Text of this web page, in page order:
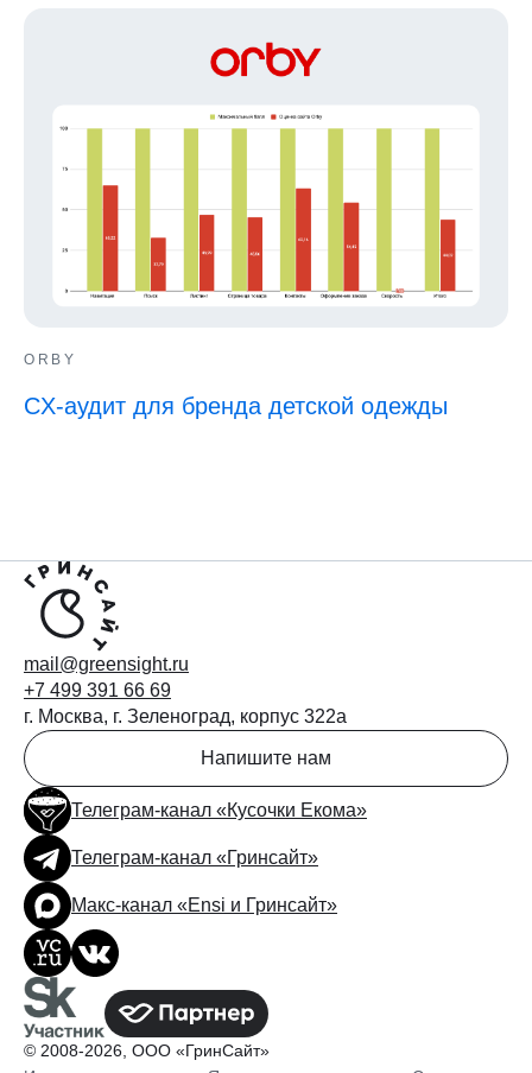
ORBY
CX-аудит для бренда детской одежды
mail@greensight.ru
+7 499 391 66 69
г. Москва, г. Зеленоград, корпус 322а
Напишите нам
Телеграм-канал «Кусочки Екома»
Телеграм-канал «Гринсайт»
Макс-канал «Ensi и Гринсайт»
© 2008-2026, ООО «ГринСайт»